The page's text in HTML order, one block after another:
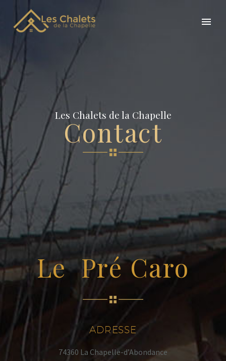
Les Chalets de la Chapelle
Contact
Le Pré Caro
ADRESSE
74360 La Chapelle-d’Abondance